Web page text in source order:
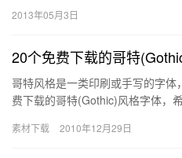
2013年05月3日
20个免费下载的哥特
哥特风格是一类印刷或手写的字
费下载的哥特(Gothic)风格字体，
素材下载 2010年12月29日